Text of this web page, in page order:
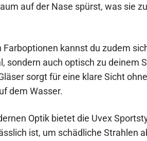
auf der Nase spürst, was sie
Farboptionen kannst du zudem
sondern auch optisch zu deinem
sorgt für eine klare Sicht
dem Wasser.
Optik bietet die Uvex
ist, um schädliche Strahlen